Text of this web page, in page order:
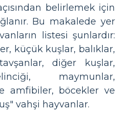
belirlemek için
Bu makalede yer
listesi şunlardır:
küçük kuşlar, balıklar,
diğer kuşlar,
maymunlar,
amfibiler, böcekler ve
vahşi hayvanlar.